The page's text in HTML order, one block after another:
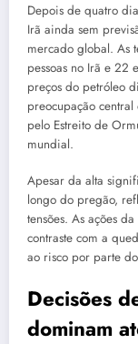
Depois de quatro
Irã ainda sem
mercado global. As
pessoas no Irã e 22
preços do petróleo
preocupação
pelo Estreito de
mundial.
Apesar da alta
longo do pregão,
tensões. As ações
contraste com a
ao risco por parte
Decisões
dominam